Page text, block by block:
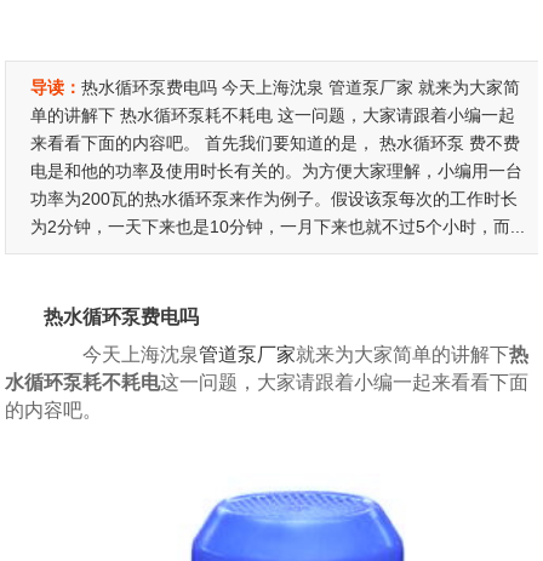
导读：热水循环泵费电吗 今天上海沈泉 管道泵厂家 就来为大家简
单的讲解下 热水循环泵耗不耗电 这一问题，大家请跟着小编一起
来看看下面的内容吧。 首先我们要知道的是， 热水循环泵 费不费
电是和他的功率及使用时长有关的。为方便大家理解，小编用一台
功率为200瓦的热水循环泵来作为例子。假设该泵每次的工作时长
为2分钟，一天下来也是10分钟，一月下来也就不过5个小时，而...
热水循环泵费电吗
今天上海沈泉管道泵厂家就来为大家简单的讲解下热
水循环泵耗不耗电这一问题，大家请跟着小编一起来看看下面
的内容吧。